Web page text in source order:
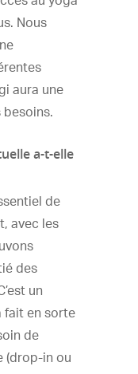
Nous
aura une
a-t-elle
de
avec les
des
un
en sorte
de
(drop-in ou